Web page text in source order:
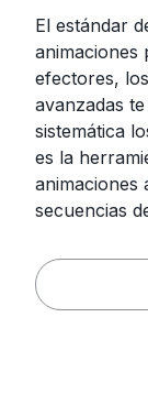
El estándar
animaciones
efectores,
avanzadas
sistemática
es la
animaciones
secuencias